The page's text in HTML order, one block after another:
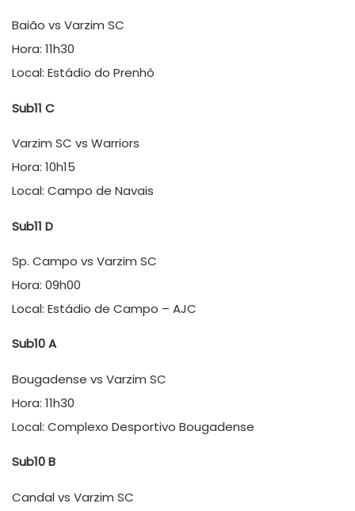
Baião vs Varzim SC
Hora: 11h30
Local: Estádio do Prenhô
Sub11 C
Varzim SC vs Warriors
Hora: 10h15
Local: Campo de Navais
Sub11 D
Sp. Campo vs Varzim SC
Hora: 09h00
Local: Estádio de Campo – AJC
Sub10 A
Bougadense vs Varzim SC
Hora: 11h30
Local: Complexo Desportivo Bougadense
Sub10 B
Candal vs Varzim SC